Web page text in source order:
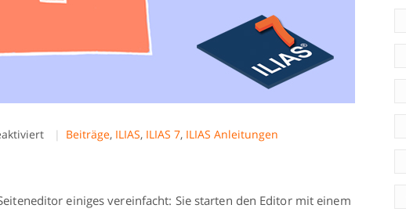
für
Seiteneditor
Beiträge, ILIAS, ILIAS 7, ILIAS Anleitungen
einiges vereinfacht: Sie starten den Editor mit einem